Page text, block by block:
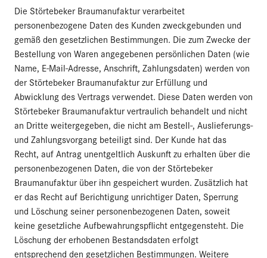
Die Störtebeker Braumanufaktur verarbeitet
personenbezogene Daten des Kunden zweckgebunden und
gemäß den gesetzlichen Bestimmungen. Die zum Zwecke der
Bestellung von Waren angegebenen persönlichen Daten (wie
Name, E-Mail-Adresse, Anschrift, Zahlungsdaten) werden von
der Störtebeker Braumanufaktur zur Erfüllung und
Abwicklung des Vertrags verwendet. Diese Daten werden von
Störtebeker Braumanufaktur vertraulich behandelt und nicht
an Dritte weitergegeben, die nicht am Bestell-, Auslieferungs-
und Zahlungsvorgang beteiligt sind. Der Kunde hat das
Recht, auf Antrag unentgeltlich Auskunft zu erhalten über die
personenbezogenen Daten, die von der Störtebeker
Braumanufaktur über ihn gespeichert wurden. Zusätzlich hat
er das Recht auf Berichtigung unrichtiger Daten, Sperrung
und Löschung seiner personenbezogenen Daten, soweit
keine gesetzliche Aufbewahrungspflicht entgegensteht. Die
Löschung der erhobenen Bestandsdaten erfolgt
entsprechend den gesetzlichen Bestimmungen. Weitere